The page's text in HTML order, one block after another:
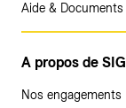
Aide & Documents
A propos de SIG
Nos engagements